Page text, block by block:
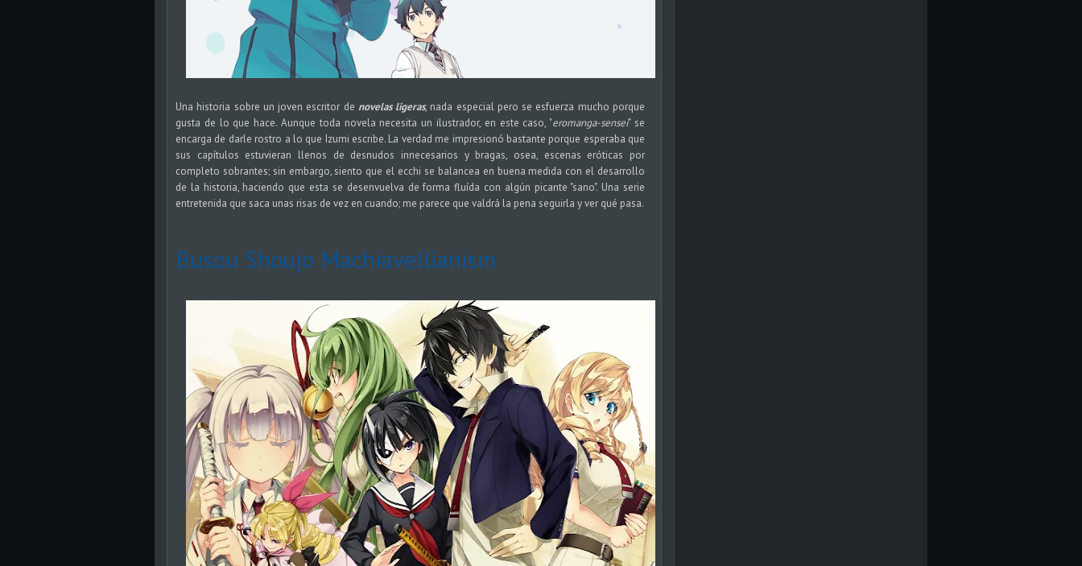
Una historia sobre un joven escritor de novelas ligeras, nada especial pero se esfuerza mucho porque
gusta de lo que hace. Aunque toda novela necesita un ilustrador, en este caso, "eromanga-sensei" se
encarga de darle rostro a lo que Izumi escribe. La verdad me impresionó bastante porque esperaba que
sus capítulos estuvieran llenos de desnudos innecesarios y bragas, osea, escenas eróticas por
completo sobrantes; sin embargo, siento que el ecchi se balancea en buena medida con el desarrollo
de la historia, haciendo que esta se desenvuelva de forma fluída con algún picante "sano". Una serie
entretenida que saca unas risas de vez en cuando; me parece que valdrá la pena seguirla y ver qué pasa.
Busou Shoujo Machiavellianism